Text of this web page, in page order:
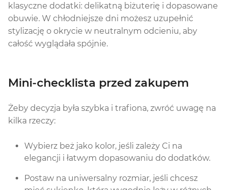
klasyczne dodatki: delikatną biżuterię i dopasowane
obuwie. W chłodniejsze dni możesz uzupełnić
stylizację o okrycie w neutralnym odcieniu, aby
całość wyglądała spójnie.
Mini-checklista przed zakupem
Żeby decyzja była szybka i trafiona, zwróć uwagę na
kilka rzeczy:
Wybierz beż jako kolor, jeśli zależy Ci na
elegancji i łatwym dopasowaniu do dodatków.
Postaw na uniwersalny rozmiar, jeśli chcesz